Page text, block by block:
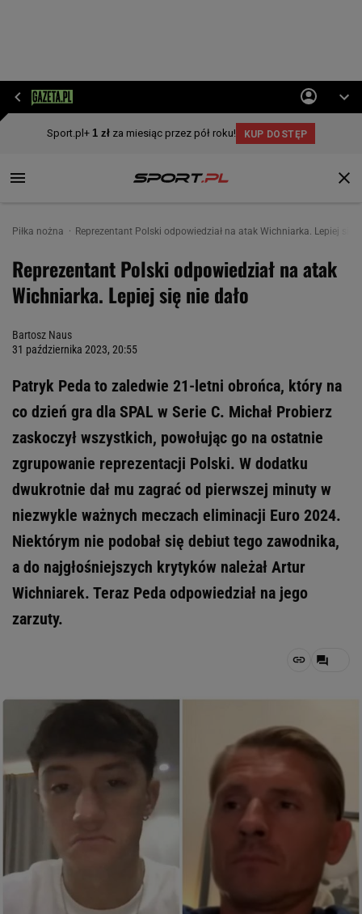
Piłka nożna Reprezentant Polski odpowiedział na atak Wichniarka. Lepiej się
Reprezentant Polski odpowiedział na atak
Wichniarka. Lepiej się nie dało
Bartosz Naus
31 października 2023, 20:55
Patryk Peda to zaledwie 21-letni obrońca, który na
co dzień gra dla SPAL w Serie C. Michał Probierz
zaskoczył wszystkich, powołując go na ostatnie
zgrupowanie reprezentacji Polski. W dodatku
dwukrotnie dał mu zagrać od pierwszej minuty w
niezwykle ważnych meczach eliminacji Euro 2024.
Niektórym nie podobał się debiut tego zawodnika,
a do najgłośniejszych krytyków należał Artur
Wichniarek. Teraz Peda odpowiedział na jego
zarzuty.